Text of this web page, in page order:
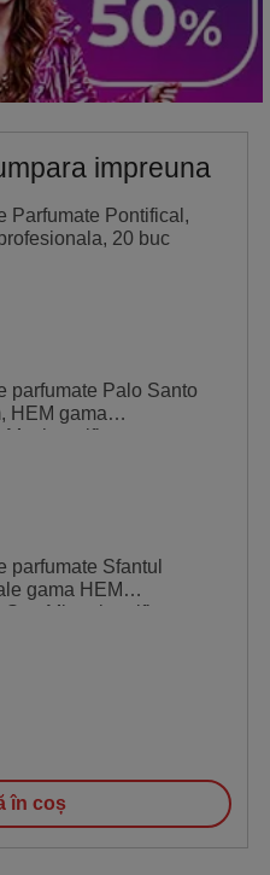
impreuna
Parfumate Pontifical,
20 buc
parfumate Palo Santo
HEM gama
purificare
parfumate Sfantul
Miguel purificare,
în coș